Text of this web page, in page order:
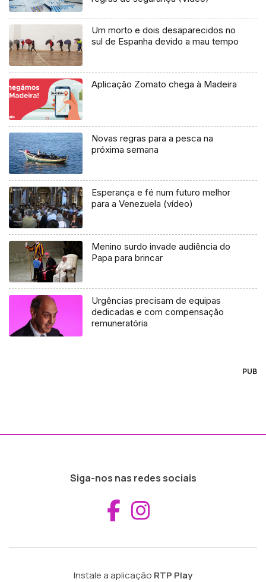
Um morto e dois desaparecidos no
sul de Espanha devido a mau tempo
Aplicação Zomato chega à Madeira
Novas regras para a pesca na
próxima semana
Esperança e fé num futuro melhor
para a Venezuela (vídeo)
Menino surdo invade audiência do
Papa para brincar
Urgências precisam de equipas
dedicadas e com compensação
remuneratória
PUB
Siga-nos nas redes sociais
Aceder ao
Instale a aplicação RTP Play